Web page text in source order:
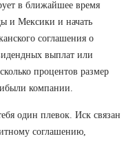
в ближайшее время
и Мексики и начать
соглашения о
выплат или
процентов размер
компании.
один плевок. Иск связан
соглашению,